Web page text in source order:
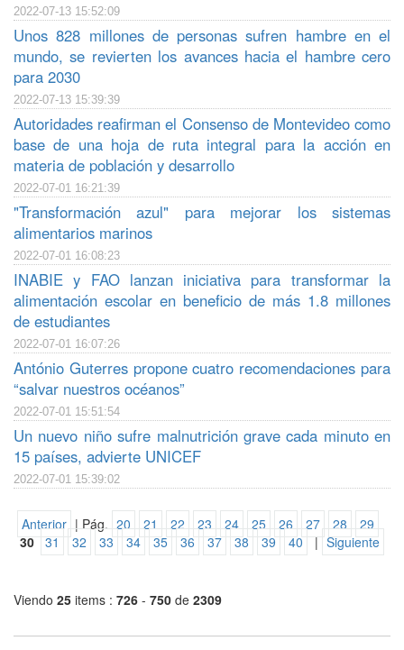
2022-07-13 15:52:09
Unos 828 millones de personas sufren hambre en el
mundo, se revierten los avances hacia el hambre cero
para 2030
2022-07-13 15:39:39
Autoridades reafirman el Consenso de Montevideo como
base de una hoja de ruta integral para la acción en
materia de población y desarrollo
2022-07-01 16:21:39
"Transformación azul" para mejorar los sistemas
alimentarios marinos
2022-07-01 16:08:23
INABIE y FAO lanzan iniciativa para transformar la
alimentación escolar en beneficio de más 1.8 millones
de estudiantes
2022-07-01 16:07:26
António Guterres propone cuatro recomendaciones para
“salvar nuestros océanos”
2022-07-01 15:51:54
Un nuevo niño sufre malnutrición grave cada minuto en
15 países, advierte UNICEF
2022-07-01 15:39:02
Anterior | Pág. 20 21 22 23 24 25 26 27 28
29
30 31 32 33 34 35 36 37 38 39 40 | Siguiente
Viendo 25 items : 726 - 750 de 2309